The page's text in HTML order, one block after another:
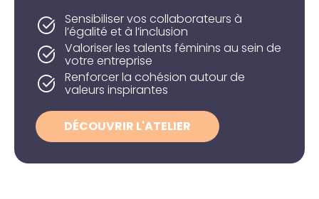
Sensibiliser vos collaborateurs à
l’égalité et à l’inclusion
Valoriser les talents féminins au sein de
votre entreprise
Renforcer la cohésion autour de
valeurs inspirantes
DÉCOUVRIR L'ATELIER